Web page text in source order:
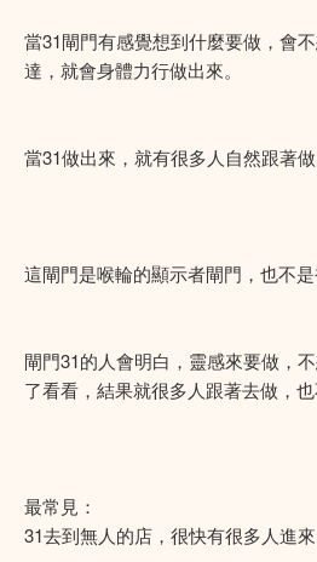
當31閘門有感覺想到什麼要做，會
達，就會身體力行做出來。
當31做出來，就有很多人自然跟著做
這閘門是喉輪的顯示者閘門，也不是
閘門31的人會明白，靈感來要做，
了看看，結果就很多人跟著去做，也
最常見：
31去到無人的店，很快有很多人進來